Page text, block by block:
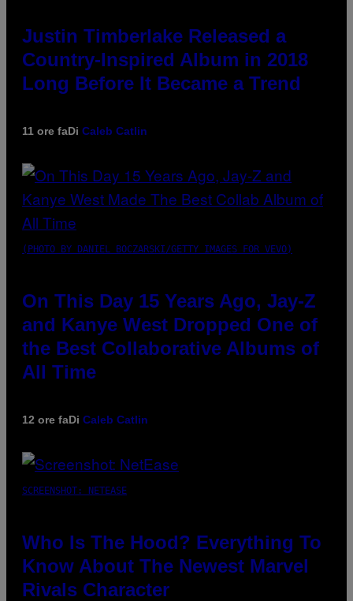
Justin Timberlake Released a
Country-Inspired Album in 2018
Long Before It Became a Trend
11 ore faDi Caleb Catlin
(PHOTO BY DANIEL BOCZARSKI/GETTY IMAGES FOR VEVO)
On This Day 15 Years Ago, Jay-Z
and Kanye West Dropped One of
the Best Collaborative Albums of
All Time
12 ore faDi Caleb Catlin
SCREENSHOT: NETEASE
Who Is The Hood? Everything To
Know About The Newest Marvel
Rivals Character